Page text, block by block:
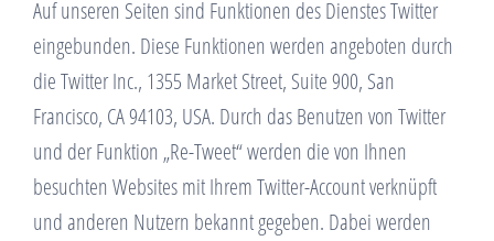
Auf unseren Seiten sind Funktionen des Dienstes Twitter
eingebunden. Diese Funktionen werden angeboten durch
die Twitter Inc., 1355 Market Street, Suite 900, San
Francisco, CA 94103, USA. Durch das Benutzen von Twitter
und der Funktion „Re-Tweet“ werden die von Ihnen
besuchten Websites mit Ihrem Twitter-Account verknüpft
und anderen Nutzern bekannt gegeben. Dabei werden